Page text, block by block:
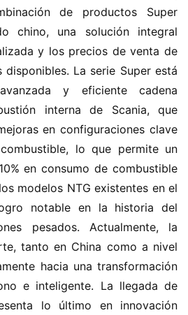
de productos Super
chino, una solución integral
y los precios de venta de
La serie Super está
y eficiente cadena
interna de Scania, que
en configuraciones clave
lo que permite un
en consumo de combustible
modelos NTG existentes en el
notable en la historia del
pesados. Actualmente, la
tanto en China como a nivel
hacia una transformación
e inteligente. La llegada de
lo último en innovación